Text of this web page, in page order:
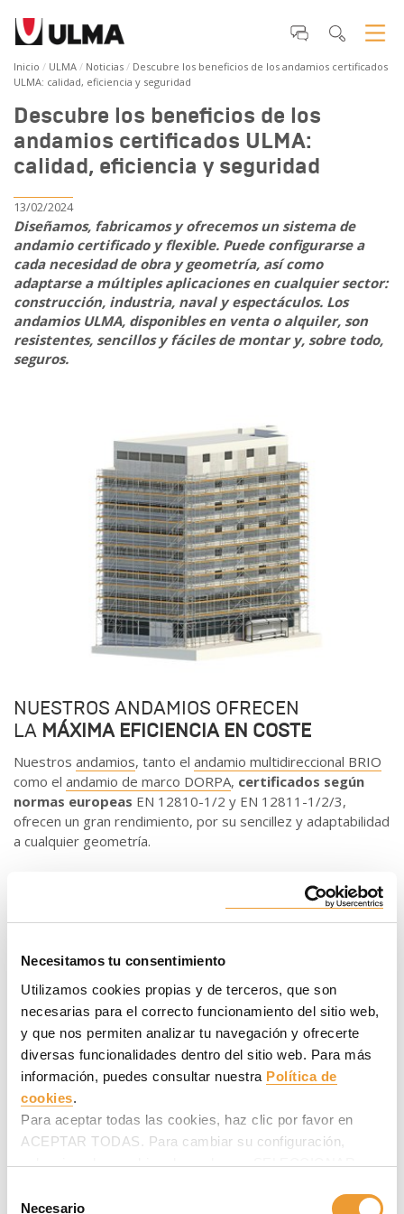
Necesitamos tu consentimiento
Utilizamos cookies propias y de terceros, que son
necesarias para el correcto funcionamiento del sitio web,
y que nos permiten analizar tu navegación y ofrecerte
diversas funcionalidades dentro del sitio web. Para más
información, puedes consultar nuestra Política de
cookies.
Para aceptar todas las cookies, haz clic por favor en
ACEPTAR TODAS. Para cambiar su configuración,
selecciona las cookies deseadas en SELECCIONAR
después.
Necesario
Inicio ULMA Noticias
Descubre los beneficios de los andamios certificados
ULMA: calidad, eficiencia y seguridad
Descubre los beneficios de los
andamios certificados ULMA:
calidad, eficiencia y seguridad
13/02/2024
Diseñamos, fabricamos y ofrecemos un sistema de
andamio certificado y flexible. Puede configurarse a
cada necesidad de obra y geometría, así como
adaptarse a múltiples aplicaciones en cualquier sector:
construcción, industria, naval y espectáculos. Los
andamios ULMA, disponibles en venta o alquiler, son
resistentes, sencillos y fáciles de montar y, sobre todo,
seguros.
NUESTROS ANDAMIOS OFRECEN
LA MÁXIMA EFICIENCIA EN COSTE
Nuestros andamios, tanto el andamio multidireccional BRIO
como el andamio de marco DORPA, certificados según
normas europeas EN 12810-1/2 y EN 12811-1/2/3,
ofrecen un gran rendimiento, por su sencillez y adaptabilidad
a cualquier geometría.
ya que puede abordar cualquier configuración y aplicarse en
cualquier tipo de proyectos de rehabilitación, mantenimiento
volados, andamios móviles, carros móviles para túneles o
de trabajoycimbra.
LA CLAVE DELÉXITO DE NUESTRO
ANDAMIORESIDE EN SUPRODUCTIVIDAD
YSEGURIDAD
La rehabilitación, el mantenimiento y la mejora de todo
tipo de edificios, atendiendo a criterios estructurales,
estéticos y de eficiencia energética, ha adquirido un gran
protagonismo durante los últimos años. Los trabajos de
restauración de fachadas son especialmente delicados y